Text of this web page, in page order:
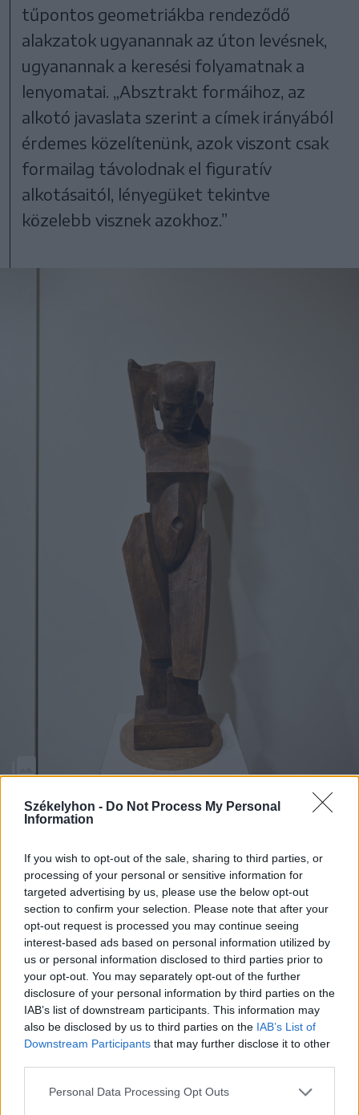
Székelyhon - Do Not Process My Personal
Information
If you wish to opt-out of the sale, sharing to third parties, or
processing of your personal or sensitive information for
targeted advertising by us, please use the below opt-out
section to confirm your selection. Please note that after your
opt-out request is processed you may continue seeing
interest-based ads based on personal information utilized by
us or personal information disclosed to third parties prior to
your opt-out. You may separately opt-out of the further
disclosure of your personal information by third parties on the
IAB’s list of downstream participants. This information may
also be disclosed by us to third parties on the IAB’s List of
Downstream Participants that may further disclose it to other
Personal Data Processing Opt Outs
tűpontos geometriákba rendeződő
alakzatok ugyanannak az úton levésnek,
ugyanannak a keresési folyamatnak a
lenyomatai. „Absztrakt formáihoz, az
alkotó javaslata szerint a címek irányából
érdemes közelítenünk, azok viszont csak
formailag távolodnak el figuratív
alkotásaitól, lényegüket tekintve
közelebb visznek azokhoz.”
FOTÓ: SZŐCS-VERES IMOLA/HMKK ARCHÍVUMA. FORRÁS:
Bara Barnabás kiállítása egy olyan
univerzális problémára hívja fel a
figyelmet, amelyet sokan átélhetünk,
tapasztalhatunk: mennyire tabusított a
női test változása az öregedés során. A
tárlat március 17-ig tekinthető meg.